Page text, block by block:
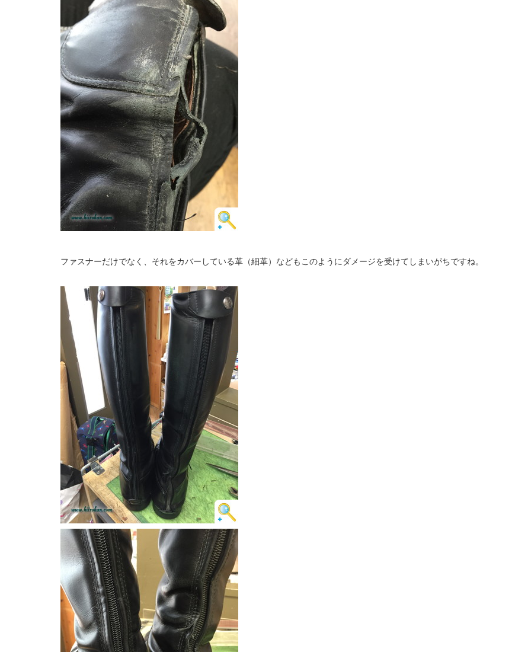
ファスナーだけでなく、それをカバーしている革（細革）などもこのようにダメージを受けてしまいがちですね。